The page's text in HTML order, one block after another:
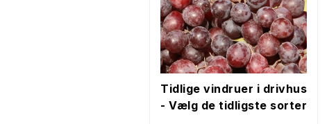
Tidlige vindruer i drivhus
- Vælg de tidligste sorter